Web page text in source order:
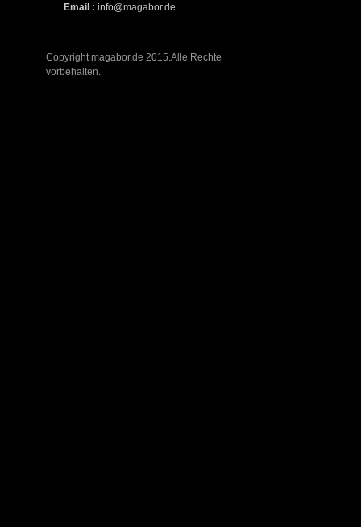
Email : info@magabor.de
Copyright magabor.de 2015.Alle Rechte
vorbehalten.